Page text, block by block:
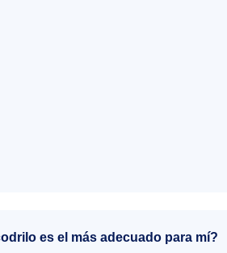
es el más adecuado para mí?